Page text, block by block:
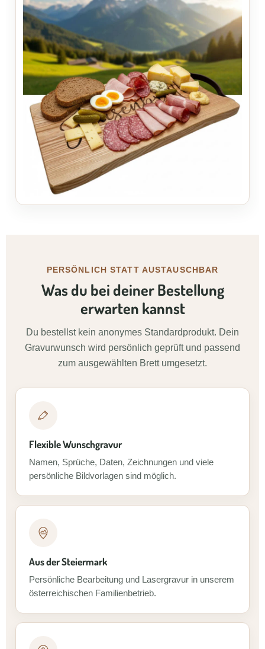
PERSÖNLICH STATT AUSTAUSCHBAR
Was du bei deiner Bestellung
erwarten kannst
Du bestellst kein anonymes Standardprodukt. Dein
Gravurwunsch wird persönlich geprüft und passend
zum ausgewählten Brett umgesetzt.
Flexible Wunschgravur
Namen, Sprüche, Daten, Zeichnungen und viele
persönliche Bildvorlagen sind möglich.
Aus der Steiermark
Persönliche Bearbeitung und Lasergravur in unserem
österreichischen Familienbetrieb.